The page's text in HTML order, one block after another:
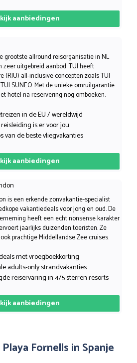
aanbiedingen
grootste allround reisorganisatie in NL
zeer uitgebreid aanbod. TUI heeft
(RIU) all-inclusive concepten zoals TUI
SUNEO. Met de unieke omruilgarantie
hotel na reservering nog omboeken.
in de EU / wereldwijd
is er voor jou
van de beste vliegvakanties
aanbiedingen
is een erkende zonvakantie-specialist
vakantiedeals voor jong en oud. De
heeft een echt nonsense karakter
jaarlijks duizenden toeristen. Ze
prachtige Middellandse Zee cruises.
met vroegboekkorting
adults-only strandvakanties
reiservaring in 4/5 sterren resorts
aanbiedingen
Fornells in Spanje